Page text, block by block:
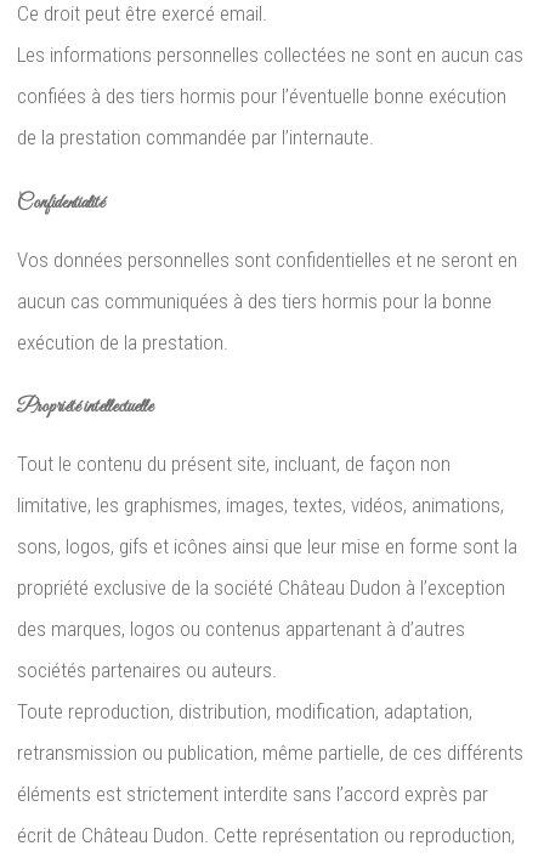
Ce droit peut être exercé email.
Les informations personnelles collectées ne sont en aucun cas
confiées à des tiers hormis pour l’éventuelle bonne exécution
de la prestation commandée par l’internaute.
Confidentialité
Vos données personnelles sont confidentielles et ne seront en
aucun cas communiquées à des tiers hormis pour la bonne
exécution de la prestation.
Propriété intellectuelle
Tout le contenu du présent site, incluant, de façon non
limitative, les graphismes, images, textes, vidéos, animations,
sons, logos, gifs et icônes ainsi que leur mise en forme sont la
propriété exclusive de la société Château Dudon à l’exception
des marques, logos ou contenus appartenant à d’autres
sociétés partenaires ou auteurs.
Toute reproduction, distribution, modification, adaptation,
retransmission ou publication, même partielle, de ces différents
éléments est strictement interdite sans l’accord exprès par
écrit de Château Dudon. Cette représentation ou reproduction,